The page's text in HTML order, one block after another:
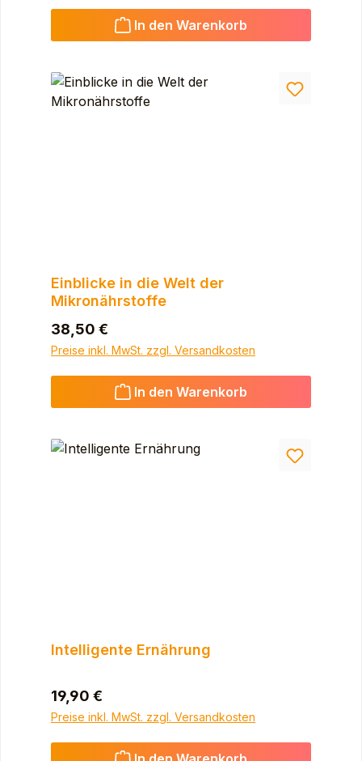
In den Warenkorb
Einblicke in die Welt der
Mikronährstoffe
Regulärer Preis:
38,50 €
Preise inkl. MwSt. zzgl. Versandkosten
In den Warenkorb
Intelligente Ernährung
Regulärer Preis:
19,90 €
Preise inkl. MwSt. zzgl. Versandkosten